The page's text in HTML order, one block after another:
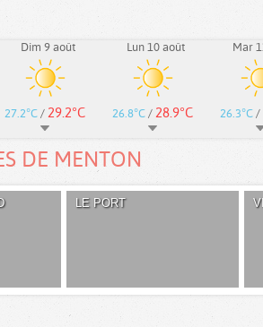
Dim 9 août
27.2°C / 29.2°C
Lun 10 août
26.8°C / 28.9°C
Mar
26.3°C /
DE MENTON
LE PORT